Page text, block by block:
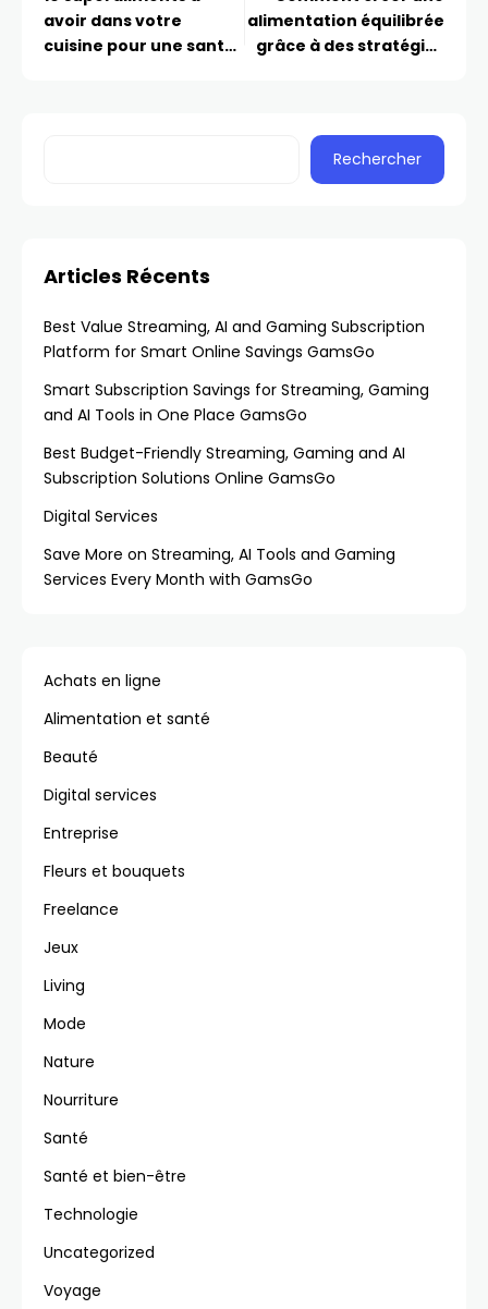
avoir dans votre
cuisine pour une santé
alimentation équilibrée
grâce à des stratégies
Rechercher
Articles Récents
Best Value Streaming, AI and Gaming Subscription
Platform for Smart Online Savings GamsGo
Smart Subscription Savings for Streaming, Gaming
and AI Tools in One Place GamsGo
Best Budget-Friendly Streaming, Gaming and AI
Subscription Solutions Online GamsGo
Digital Services
Save More on Streaming, AI Tools and Gaming
Services Every Month with GamsGo
Achats en ligne
Alimentation et santé
Beauté
Digital services
Entreprise
Fleurs et bouquets
Freelance
Jeux
Living
Mode
Nature
Nourriture
Santé
Santé et bien-être
Technologie
Uncategorized
Voyage